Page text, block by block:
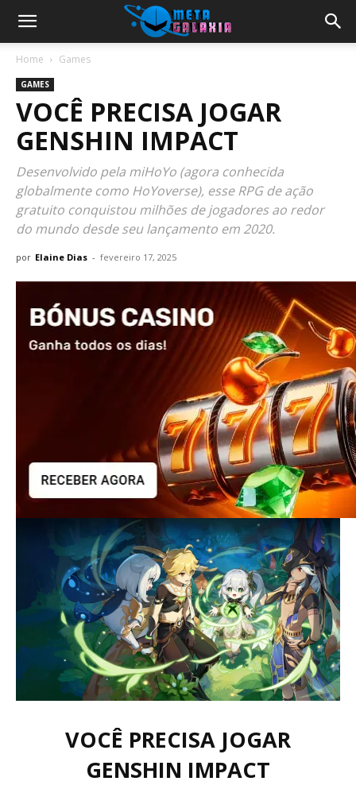
Home Games
GAMES
VOCÊ PRECISA JOGAR
GENSHIN IMPACT
Desenvolvido pela miHoYo (agora conhecida
globalmente como HoYoverse), esse RPG de ação
gratuito conquistou milhões de jogadores ao redor
do mundo desde seu lançamento em 2020.
por Elaine Dias - fevereiro 17, 2025
VOCÊ PRECISA JOGAR
GENSHIN IMPACT